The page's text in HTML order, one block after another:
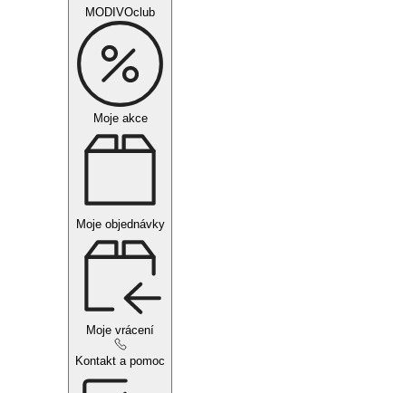
MODIVOclub
Moje akce
Moje objednávky
Moje vrácení
Kontakt a pomoc